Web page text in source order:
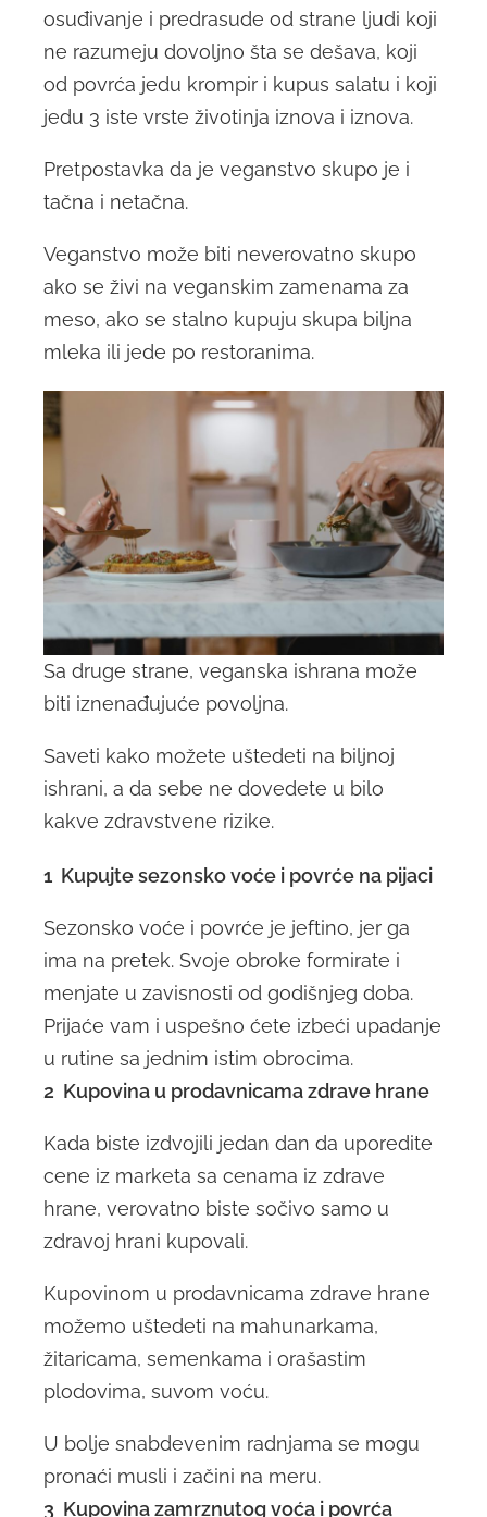
osuđivanje i predrasude od strane ljudi koji
ne razumeju dovoljno šta se dešava, koji
od povrća jedu krompir i kupus salatu i koji
jedu 3 iste vrste životinja iznova i iznova.
Pretpostavka da je veganstvo skupo je i
tačna i netačna.
Veganstvo može biti neverovatno skupo
ako se živi na veganskim zamenama za
meso, ako se stalno kupuju skupa biljna
mleka ili jede po restoranima.
Sa druge strane, veganska ishrana može
biti iznenađujuće povoljna.
Saveti kako možete uštedeti na biljnoj
ishrani, a da sebe ne dovedete u bilo
kakve zdravstvene rizike.
1 Kupujte sezonsko voće i povrće na pijaci
Sezonsko voće i povrće je jeftino, jer ga
ima na pretek. Svoje obroke formirate i
menjate u zavisnosti od godišnjeg doba.
Prijaće vam i uspešno ćete izbeći upadanje
u rutine sa jednim istim obrocima.
2 Kupovina u prodavnicama zdrave hrane
Kada biste izdvojili jedan dan da uporedite
cene iz marketa sa cenama iz zdrave
hrane, verovatno biste sočivo samo u
zdravoj hrani kupovali.
Kupovinom u prodavnicama zdrave hrane
možemo uštedeti na mahunarkama,
žitaricama, semenkama i orašastim
plodovima, suvom voću.
U bolje snabdevenim radnjama se mogu
pronaći musli i začini na meru.
3 Kupovina zamrznutog voća i povrća